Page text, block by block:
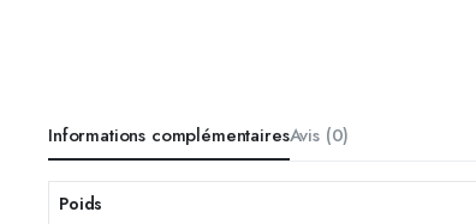
Informations complémentairesAvis (0)
Poids